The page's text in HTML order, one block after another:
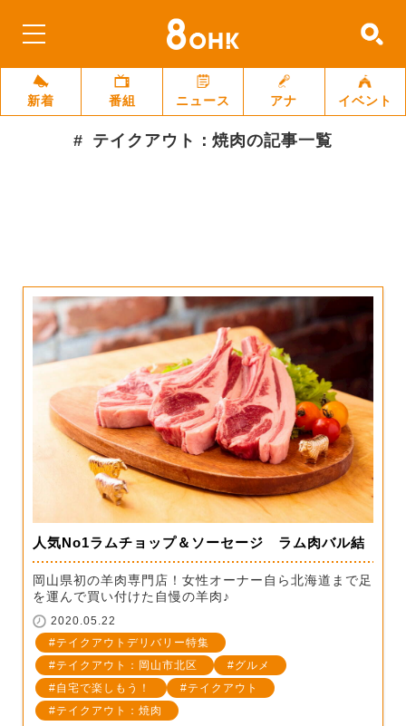
新着 番組 ニュース アナ イベント
テイクアウト：焼肉の記事一覧
人気No1ラムチョップ＆ソーセージ ラム肉バル結
岡山県初の羊肉専門店！女性オーナー自ら北海道まで足
を運んで買い付けた自慢の羊肉♪
2020.05.22
テイクアウトデリバリー特集
テイクアウト：岡山市北区
グルメ
自宅で楽しもう！
テイクアウト
テイクアウト：焼肉